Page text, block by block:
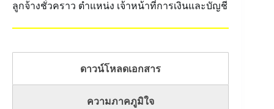
ลูกจ้างชั่วคราว ตำแหน่ง เจ้าหน้าที่การเงินและบัญชี
ดาวน์โหลดเอกสาร
ความภาคภูมิใจ